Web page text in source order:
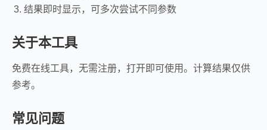
结果即时显示，可多次尝试不同参数
关于本工具
免费在线工具，无需注册，打开即可使用。计算结果仅供
参考。
常见问题